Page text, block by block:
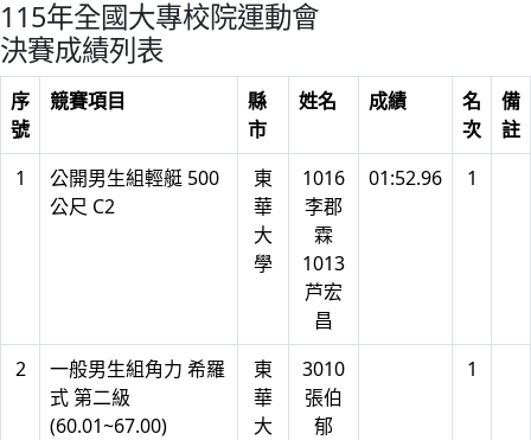
115年全國大專校院運動會
決賽成績列表
序
號
競賽項目
縣
市
姓名 成績
名
次
備
註
1
公開男生組輕艇 500
公尺 C2
東
華
大
學
1016
李郡
霖
1013
芦宏
昌
01:52.96 1
2
一般男生組角力 希羅
式 第二級
(60.01~67.00)
東
華
大
3010
張伯
郁
1